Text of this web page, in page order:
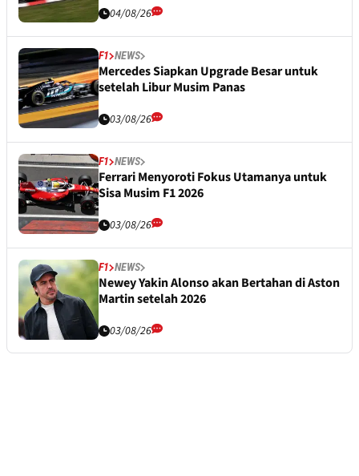
04/08/26
F1 NEWS
Mercedes Siapkan Upgrade Besar untuk
setelah Libur Musim Panas
03/08/26
F1 NEWS
Ferrari Menyoroti Fokus Utamanya untuk
Sisa Musim F1 2026
03/08/26
F1 NEWS
Newey Yakin Alonso akan Bertahan di Aston
Martin setelah 2026
03/08/26